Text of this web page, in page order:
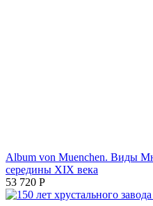
Album von Muenchen. Виды
середины XIX века
53 720 Р